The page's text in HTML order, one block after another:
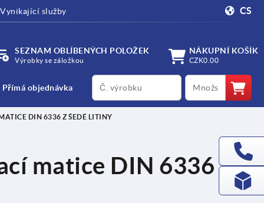
Vynikající služby CS
SEZNAM OBLÍBENÝCH POLOŽEK
Výrobky se záložkou
NÁKUPNÍ KOŠÍK
CZK0.00
Přímá objednávka
productCode qty
DIN 6336 Z ŠEDÉ LITINY
matice DIN 6336 z